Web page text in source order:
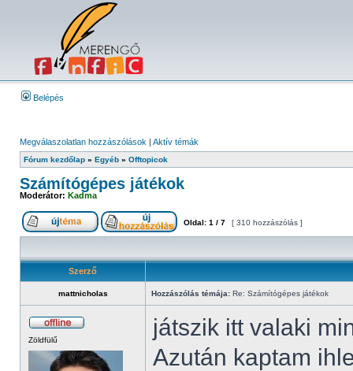
Belépés
Megválaszolatlan hozzászólások | Aktív témák
Fórum kezdőlap » Egyéb » Offtopicok
Számítógépes játékok
Moderátor: Kadma
Oldal: 1 / 7 [ 310 hozzászólás ]
Szerző
mattnicholas Hozzászólás témája: Re: Számítógépes játékok
Zöldfülű
játszik itt valaki
Azután kaptam